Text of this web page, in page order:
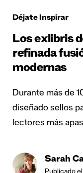
Déjate Inspirar
Los exlibris
refinada
modernas
Durante más de
diseñado sellos
lectores más
Sarah